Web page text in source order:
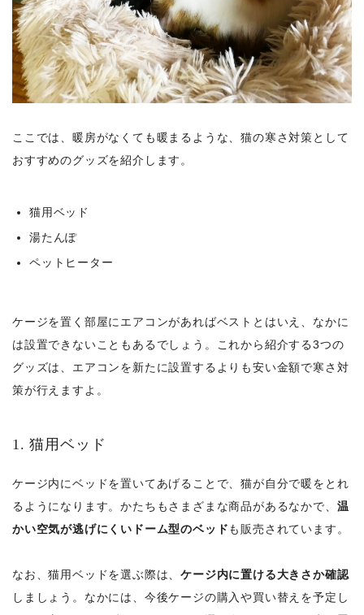
ここでは、暖房がなくても暖まるような、猫の寒さ対策として
おすすめのグッズを紹介します。
猫用ベッド
湯たんぽ
ペットヒーター
ケージを置く部屋にエアコンがあればベストとはいえ、なかに
は設置できないこともあるでしょう。これから紹介する3つの
グッズは、エアコンを新たに設置するよりも安い金額で寒さ対
策が行えますよ。
1. 猫用ベッド
ケージ内にベッドを置いてあげることで、猫が自分で暖をとれ
るようになります。かたちもさまざまな商品があるなかで、 温
かい空気が逃げにくいドーム型のベッドも販売されています。
なお、猫用ベッドを選ぶ際は、ケージ内に置ける大きさか確認
しましょう。なかには、今後ケージの購入や買い替えを予定し